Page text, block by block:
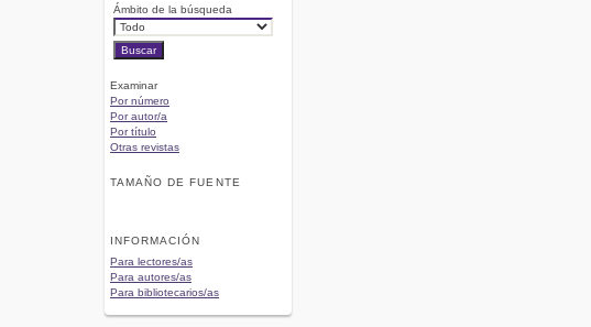
Ámbito de la búsqueda
Examinar
Por número
Por autor/a
Por título
Otras revistas
TAMAÑO DE FUENTE
INFORMACIÓN
Para lectores/as
Para autores/as
Para bibliotecarios/as